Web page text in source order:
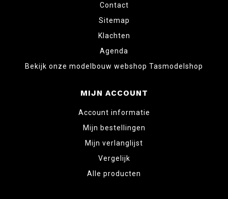
Contact
Sitemap
Klachten
Agenda
Bekijk onze modelbouw webshop Tasmodelshop
MIJN ACCOUNT
Account informatie
Mijn bestellingen
Mijn verlanglijst
Vergelijk
Alle producten